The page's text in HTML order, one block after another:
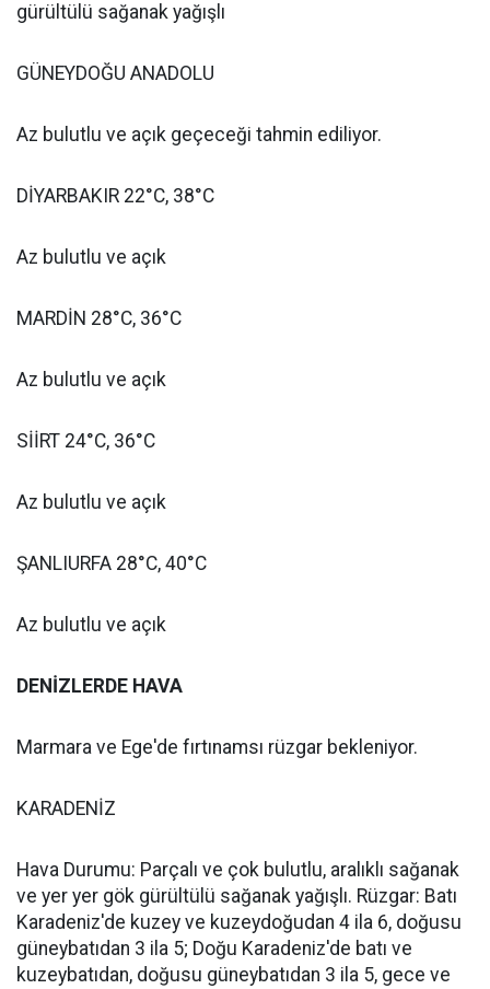
gürültülü sağanak yağışlı
GÜNEYDOĞU ANADOLU
Az bulutlu ve açık geçeceği tahmin ediliyor.
DİYARBAKIR 22°C, 38°C
Az bulutlu ve açık
MARDİN 28°C, 36°C
Az bulutlu ve açık
SİİRT 24°C, 36°C
Az bulutlu ve açık
ŞANLIURFA 28°C, 40°C
Az bulutlu ve açık
DENİZLERDE HAVA
Marmara ve Ege'de fırtınamsı rüzgar bekleniyor.
KARADENİZ
Hava Durumu: Parçalı ve çok bulutlu, aralıklı sağanak
ve yer yer gök gürültülü sağanak yağışlı. Rüzgar: Batı
Karadeniz'de kuzey ve kuzeydoğudan 4 ila 6, doğusu
güneybatıdan 3 ila 5; Doğu Karadeniz'de batı ve
kuzeybatıdan, doğusu güneybatıdan 3 ila 5, gece ve